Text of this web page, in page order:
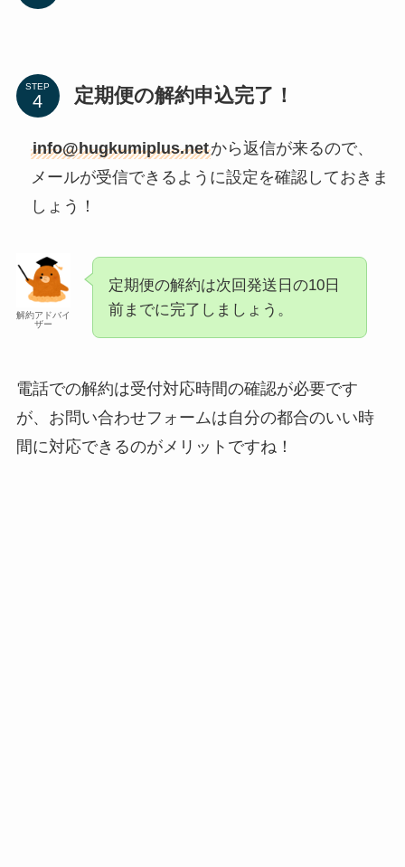
STEP 定期便の解約申込完了！
info@hugkumiplus.netから返信が来るので、
メールが受信できるように設定を確認しておきま
しょう！
解約アドバイ
ザー
定期便の解約は次回発送日の10日
前までに完了しましょう。
電話での解約は受付対応時間の確認が必要です
が、お問い合わせフォームは自分の都合のいい時
間に対応できるのがメリットですね！